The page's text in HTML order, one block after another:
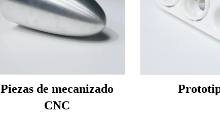
Piezas de mecanizado
CNC